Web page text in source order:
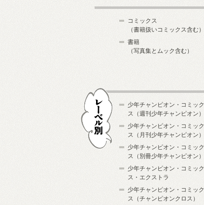
コミックス
（書籍扱いコミックス含む）
書籍
（写真集とムック含む）
少年チャンピオン・コミック
ス（週刊少年チャンピオン）
少年チャンピオン・コミック
ス（月刊少年チャンピオン）
少年チャンピオン・コミック
ス（別冊少年チャンピオン）
少年チャンピオン・コミック
ス・エクストラ
少年チャンピオン・コミック
ス（チャンピオンクロス）